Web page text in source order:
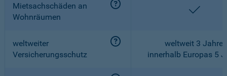
Mietsachschäden an
Wohnräumen
weltweiter
Versicherungsschutz
weltweit 3 Jahre,
innerhalb Europas 5